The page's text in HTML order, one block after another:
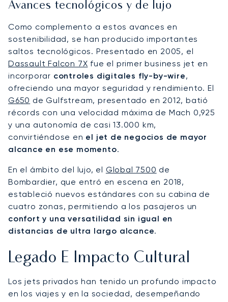
Avances tecnológicos y de lujo
Como complemento a estos avances en
sostenibilidad, se han producido importantes
saltos tecnológicos. Presentado en 2005, el
Dassault Falcon 7X fue el primer business jet en
incorporar controles digitales fly-by-wire,
ofreciendo una mayor seguridad y rendimiento. El
G650 de Gulfstream, presentado en 2012, batió
récords con una velocidad máxima de Mach 0,925
y una autonomía de casi 13.000 km,
convirtiéndose en el jet de negocios de mayor
alcance en ese momento.
En el ámbito del lujo, el Global 7500 de
Bombardier, que entró en escena en 2018,
estableció nuevos estándares con su cabina de
cuatro zonas, permitiendo a los pasajeros un
confort y una versatilidad sin igual en
distancias de ultra largo alcance.
Legado E Impacto Cultural
Los jets privados han tenido un profundo impacto
en los viajes y en la sociedad, desempeñando